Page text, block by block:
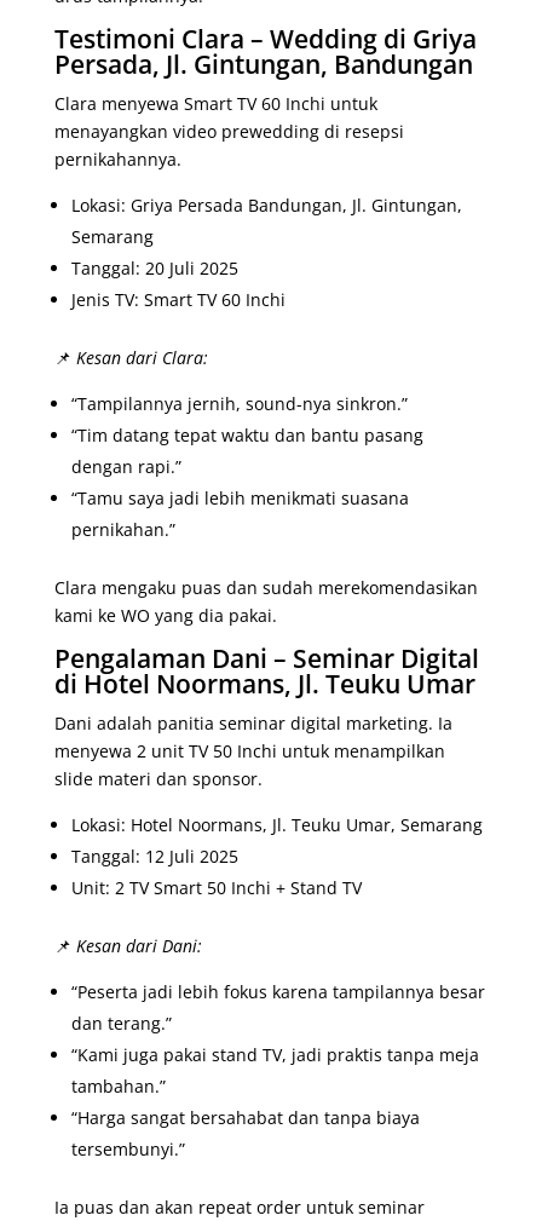
Testimoni Clara – Wedding di Griya
Persada, Jl. Gintungan, Bandungan
Clara menyewa Smart TV 60 Inchi untuk
menayangkan video prewedding di resepsi
pernikahannya.
Lokasi: Griya Persada Bandungan, Jl. Gintungan,
Semarang
Tanggal: 20 Juli 2025
Jenis TV: Smart TV 60 Inchi
📌 Kesan dari Clara:
“Tampilannya jernih, sound-nya sinkron.”
“Tim datang tepat waktu dan bantu pasang
dengan rapi.”
“Tamu saya jadi lebih menikmati suasana
pernikahan.”
Clara mengaku puas dan sudah merekomendasikan
kami ke WO yang dia pakai.
Pengalaman Dani – Seminar Digital
di Hotel Noormans, Jl. Teuku Umar
Dani adalah panitia seminar digital marketing. Ia
menyewa 2 unit TV 50 Inchi untuk menampilkan
slide materi dan sponsor.
Lokasi: Hotel Noormans, Jl. Teuku Umar, Semarang
Tanggal: 12 Juli 2025
Unit: 2 TV Smart 50 Inchi + Stand TV
📌 Kesan dari Dani:
“Peserta jadi lebih fokus karena tampilannya besar
dan terang.”
“Kami juga pakai stand TV, jadi praktis tanpa meja
tambahan.”
“Harga sangat bersahabat dan tanpa biaya
tersembunyi.”
Ia puas dan akan repeat order untuk seminar